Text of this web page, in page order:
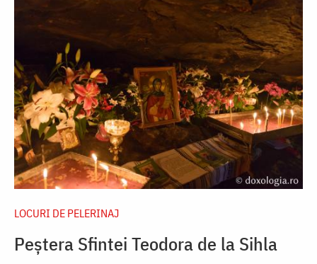
LOCURI DE PELERINAJ
Peștera Sfintei Teodora de la Sihla